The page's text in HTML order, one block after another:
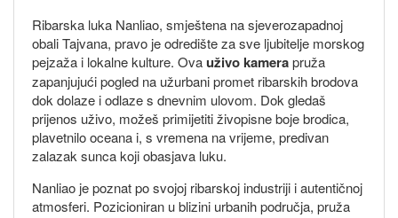
Ribarska luka Nanliao, smještena na sjeverozapadnoj
obali Tajvana, pravo je odredište za sve ljubitelje morskog
pejzaža i lokalne kulture. Ovauživo kamerapruža
zapanjujući pogled na užurbani promet ribarskih brodova
dok dolaze i odlaze s dnevnim ulovom. Dok gledaš
prijenos uživo, možeš primijetiti živopisne boje brodica,
plavetnilo oceana i, s vremena na vrijeme, predivan
zalazak sunca koji obasjava luku.
Nanliao je poznat po svojoj ribarskoj industriji i autentičnoj
atmosferi. Pozicioniran u blizini urbanih područja, pruža